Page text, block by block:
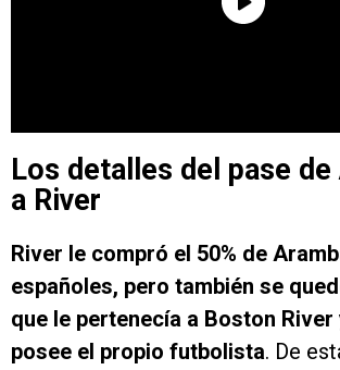
Los detalles del pase
a River
River le compró el 50% de
españoles, pero también se
que le pertenecía a Boston River
posee el propio futbolista. De